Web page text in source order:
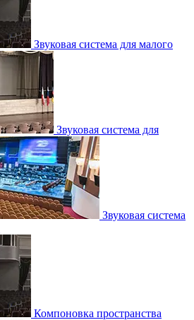
Звуковая система для малого
Звуковая система для
Звуковая система
Компоновка пространства